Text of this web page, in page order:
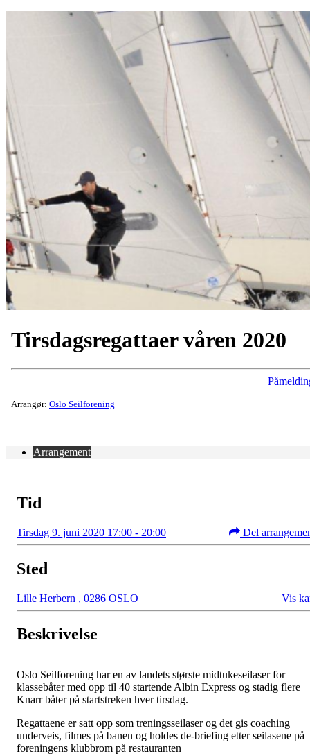
Tirsdagsregattaer våren 2020
Arrangør: Oslo Seilforening
Arrangement
Tid
Tirsdag 9. juni 2020 17:00 - 20:00 Del
Sted
Lille Herbern , 0286 OSLO Vis
Beskrivelse
Oslo Seilforening har en av landets største midtukeseilaser for
klassebåter med opp til 40 startende Albin Express og stadig flere
Knarr båter på startstreken hver tirsdag.
Regattaene er satt opp som treningsseilaser og det gis coaching
underveis, filmes på banen og holdes de-briefing etter seilasene på
foreningens klubbrom på restauranten